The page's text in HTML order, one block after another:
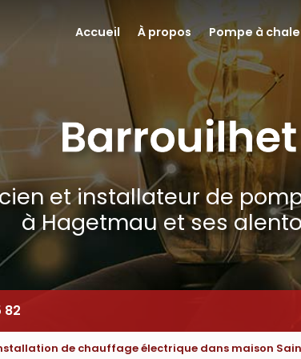
Accueil À propos Pompe à
et installateur de
à Hagetmau et ses
82
de chauffage électrique dans maison